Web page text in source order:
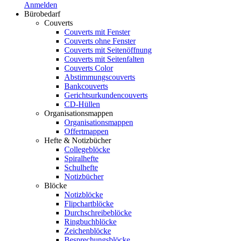
Anmelden
Bürobedarf
Couverts
Couverts mit Fenster
Couverts ohne Fenster
Couverts mit Seitenöffnung
Couverts mit Seitenfalten
Couverts Color
Abstimmungscouverts
Bankcouverts
Gerichtsurkundencouverts
CD-Hüllen
Organisationsmappen
Organisationsmappen
Offertmappen
Hefte & Notizbücher
Collegeblöcke
Spiralhefte
Schulhefte
Notizbücher
Blöcke
Notizblöcke
Flipchartblöcke
Durchschreibeblöcke
Ringbuchblöcke
Zeichenblöcke